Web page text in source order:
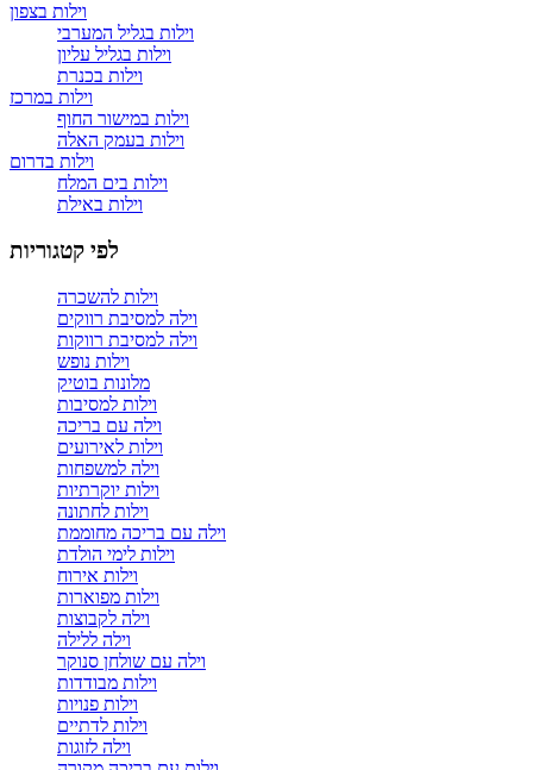
וילות בצפון
וילות בגליל המערבי
וילות בגליל עליון
וילות בכנרת
וילות במרכז
וילות במישור החוף
וילות בעמק האלה
וילות בדרום
וילות בים המלח
וילות באילת
לפי קטגוריות
וילות להשכרה
וילה למסיבת רווקים
וילה למסיבת רווקות
וילות נופש
מלונות בוטיק
וילות למסיבות
וילה עם בריכה
וילות לאירועים
וילה למשפחות
וילות יוקרתיות
וילות לחתונה
וילה עם בריכה מחוממת
וילות לימי הולדת
וילות אירוח
וילות מפוארות
וילה לקבוצות
וילה ללילה
וילה עם שולחן סנוקר
וילות מבודדות
וילות פנויות
וילות לדתיים
וילה לזוגות